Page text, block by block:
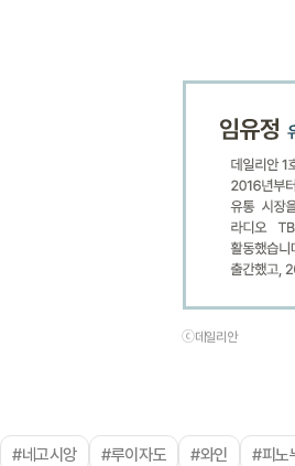
ⓒ데일리안
#네고시앙 #루이자도 #와인 #피노